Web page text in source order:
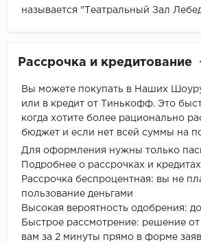
называется "Театральный Зал
Рассрочка и кредитование
Вы можете покупать в Наших
или в кредит от Тинькофф. Это
когда хотите более рационально
бюджет и если нет всей суммы на
Для оформления нужны только
Подробнее о рассрочках и
Рассрочка беспроцентная: вы не
пользование деньгами
Высокая вероятность одобрения:
Быстрое рассмотрение: решение от
вам за 2 минуты прямо в форме